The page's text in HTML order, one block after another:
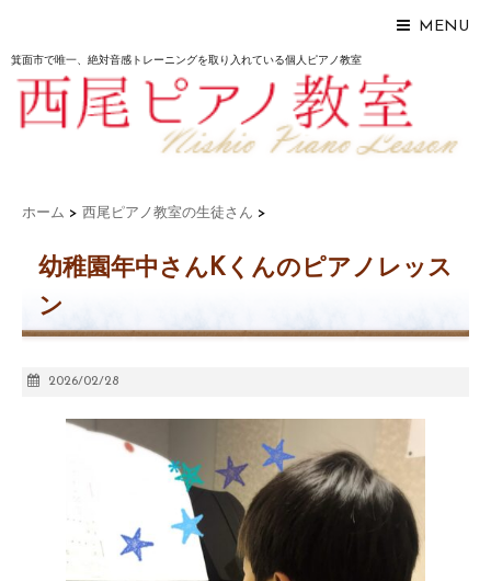
MENU
箕面市で唯一、絶対音感トレーニングを取り入れている個人ピアノ教室
ホーム > 西尾ピアノ教室の生徒さん >
幼稚園年中さんKくんのピアノレッス
ン
2026/02/28